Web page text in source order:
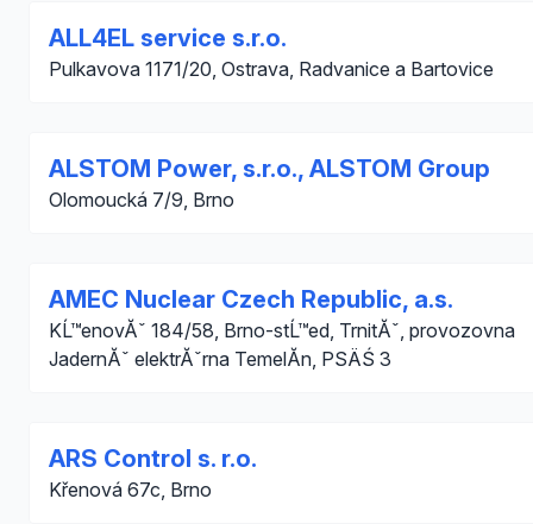
ALL4EL service s.r.o.
Pulkavova 1171/20, Ostrava, Radvanice a Bartovice
ALSTOM Power, s.r.o., ALSTOM Group
Olomoucká 7/9, Brno
AMEC Nuclear Czech Republic, a.s.
KĹ™enovĂˇ 184/58, Brno-stĹ™ed, TrnitĂˇ, provozovna
JadernĂˇ elektrĂˇrna TemelĂ­n, PSÄŚ 3
ARS Control s. r.o.
Křenová 67c, Brno